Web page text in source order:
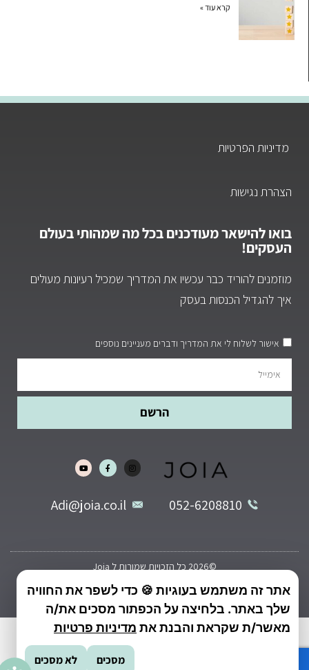
קרא עוד »
מדיניות הפרטיות
הצהרת נגישות
בואו להישאר מעודכנים בכל מה שמהותי בעולם
העסקים!
מוזמנים להוריד כבר עכשיו את המדריך שמכיל רעיונות מעולים
איך להגדיל הכנסות בעסק
אישור לשלוח לי את המדריך ודברים מעניינים נוספים
הרשם
052-6208810
Adi@joia.co.il
שקוף מדיה בניית אתרים
אתר זה משתמש בעוגיות 🍪 כדי לשפר את החוויה
שלך באתר. בלחיצה על הכפתור מסכים את/ה
מאשר/ת שקראת והבנת אתמדיניות פרטיות
מסכים לא מסכים